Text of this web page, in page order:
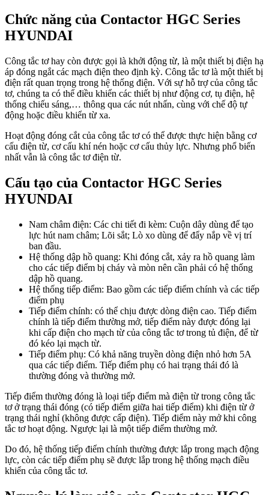
Chức năng của Contactor HGC Series
HYUNDAI
Công tắc tơ hay còn được gọi là khởi động từ, là một thiết bị điện hạ
áp đóng ngắt các mạch điện theo định kỳ. Công tắc tơ là một thiết bị
điện rất quan trọng trong hệ thống điện. Với sự hỗ trợ của công tắc
tơ, chúng ta có thể điều khiển các thiết bị như động cơ, tụ điện, hệ
thống chiếu sáng,… thông qua các nút nhấn, cùng với chế độ tự
động hoặc điều khiển từ xa.
Hoạt động đóng cắt của công tắc tơ có thể được thực hiện bằng cơ
cấu điện từ, cơ cấu khí nén hoặc cơ cấu thủy lực. Nhưng phổ biến
nhất vẫn là công tắc tơ điện từ.
Cấu tạo của Contactor HGC Series
HYUNDAI
Nam châm điện: Các chi tiết đi kèm: Cuộn dây dùng để tạo
lực hút nam châm; Lõi sắt; Lò xo dùng để đẩy nắp về vị trí
ban đầu.
Hệ thống dập hồ quang: Khi đóng cắt, xảy ra hồ quang làm
cho các tiếp điểm bị cháy và mòn nên cần phải có hệ thống
dập hồ quang.
Hệ thống tiếp điểm: Bao gồm các tiếp điểm chính và các tiếp
điểm phụ
Tiếp điểm chính: có thể chịu được dòng điện cao. Tiếp điểm
chính là tiếp điểm thường mở, tiếp điểm này được đóng lại
khi cấp điện cho mạch từ của công tắc tơ trong tủ điện, để từ
đó kéo lại mạch từ.
Tiếp điểm phụ: Có khả năng truyền dòng điện nhỏ hơn 5A
qua các tiếp điểm. Tiếp điểm phụ có hai trạng thái đó là
thường đóng và thường mở.
Tiếp điểm thường đóng là loại tiếp điểm mà điện từ trong công tắc
tơ ở trạng thái đóng (có tiếp điểm giữa hai tiếp điểm) khi điện từ ở
trạng thái nghỉ (không được cấp điện). Tiếp điểm này mở khi công
tắc tơ hoạt động. Ngược lại là một tiếp điểm thường mở.
Do đó, hệ thống tiếp điểm chính thường được lắp trong mạch động
lực, còn các tiếp điểm phụ sẽ được lắp trong hệ thống mạch điều
khiển của công tắc tơ.